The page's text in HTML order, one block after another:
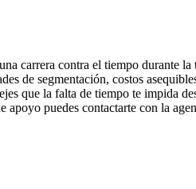
carrera contra el tiempo durante
de segmentación, costos
que la falta de tiempo te impida
apoyo puedes contactarte con la